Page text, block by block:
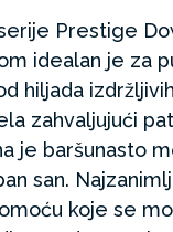
Prestige
idealan je za
hiljada
zahvaljujući
je baršunasto
san.
koje se